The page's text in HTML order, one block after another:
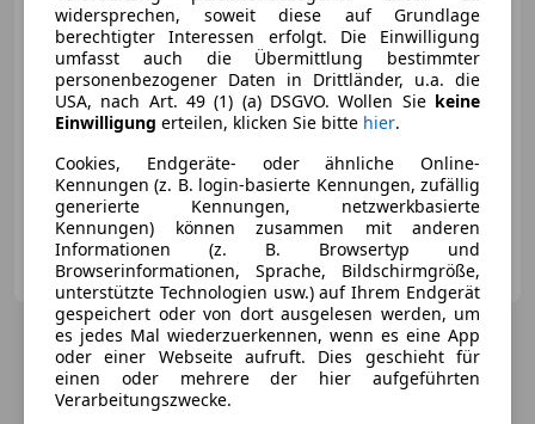
€ 43 194
06/2020 116 300 km Diesel 143 kW (194 PS)
AUTOVIECH e.U.
AT-3451 Pixendorf
widersprechen, soweit diese auf Grundlage
berechtigter Interessen erfolgt. Die Einwilligung
umfasst auch die Übermittlung bestimmter
personenbezogener Daten in Drittländer, u.a. die
USA, nach Art. 49 (1) (a) DSGVO. Wollen Sie keine
Einwilligung erteilen, klicken Sie bitte hier.
Cookies, Endgeräte- oder ähnliche Online-
Kennungen (z. B. login-basierte Kennungen, zufällig
generierte Kennungen, netzwerkbasierte
Kennungen) können zusammen mit anderen
Informationen (z. B. Browsertyp und
Browserinformationen, Sprache, Bildschirmgröße,
unterstützte Technologien usw.) auf Ihrem Endgerät
gespeichert oder von dort ausgelesen werden, um
es jedes Mal wiederzuerkennen, wenn es eine App
oder einer Webseite aufruft. Dies geschieht für
einen oder mehrere der hier aufgeführten
Verarbeitungszwecke.